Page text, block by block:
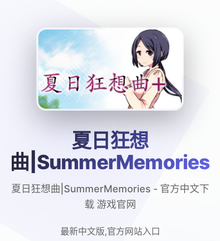
夏日狂想
曲|SummerMemories
夏日狂想曲|SummerMemories - 官方中文下
载 游戏官网
最新中文版,官方网站入口